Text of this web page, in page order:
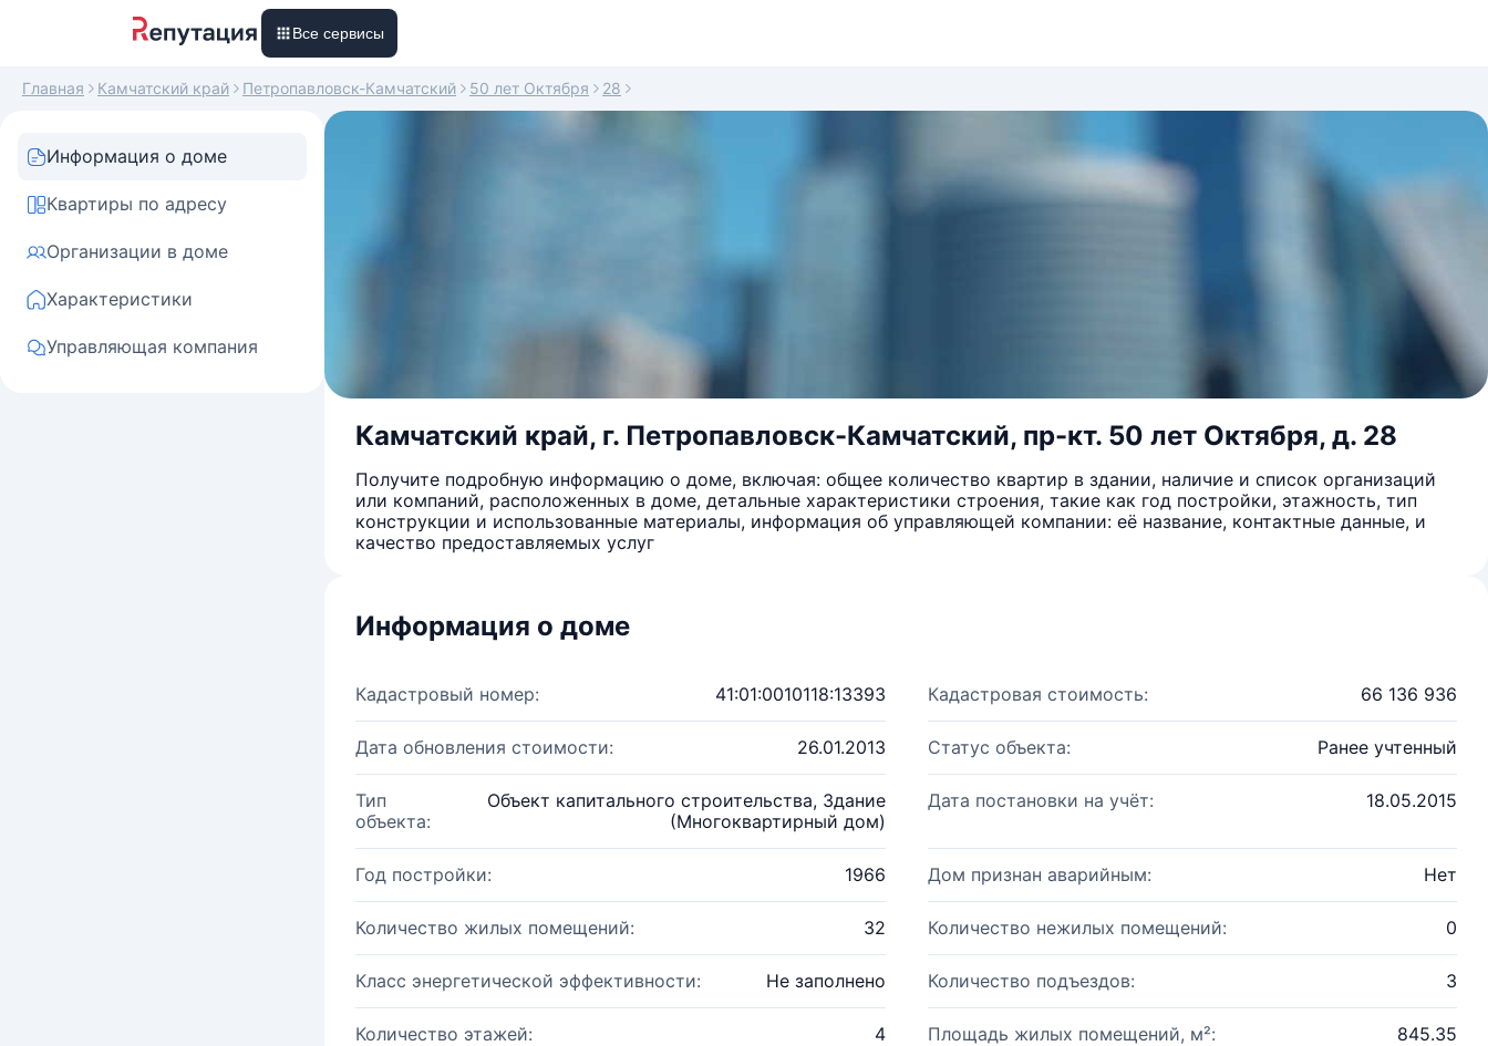
Все сервисы
Главная Камчатский край Петропавловск-Камчатский 50 лет Октября 28
Информация о доме
Квартиры по адресу
Организации в доме
Характеристики
Управляющая компания
Камчатский край, г. Петропавловск-Камчатский, пр-кт. 50 лет Октября, д. 28
Получите подробную информацию о доме, включая: общее количество квартир в здании, наличие и список организаций
или компаний, расположенных в доме, детальные характеристики строения, такие как год постройки, этажность, тип
конструкции и использованные материалы, информация об управляющей компании: её название, контактные данные, и
качество предоставляемых услуг
Информация о доме
Кадастровый номер: 41:01:0010118:13393 Кадастровая стоимость: 66 136 936
Дата обновления стоимости: 26.01.2013 Статус объекта: Ранее учтенный
Тип
объекта:
Объект капитального строительства, Здание
(Многоквартирный дом)
Дата постановки на учёт: 18.05.2015
Год постройки: 1966 Дом признан аварийным: Нет
Количество жилых помещений: 32 Количество нежилых помещений: 0
Класс энергетической эффективности: Не заполнено Количество подъездов: 3
Количество этажей: 4 Площадь жилых помещений, м²: 845.35